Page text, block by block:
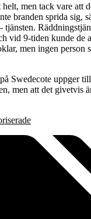
men tack vare att
branden sprida sig,
vid 9-tiden kunde de
men ingen person
Swedecote uppger
men att det givetvis